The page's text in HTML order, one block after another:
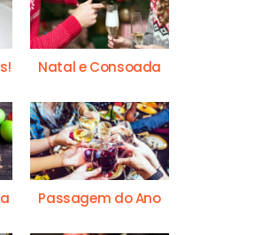
Natal e Consoada
Passagem do Ano